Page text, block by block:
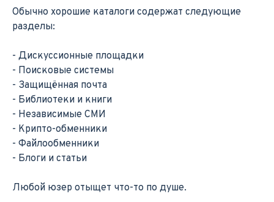
Обычно хорошие каталоги содержат следующие
разделы:
- Дискуссионные площадки
- Поисковые системы
- Защищённая почта
- Библиотеки и книги
- Независимые СМИ
- Крипто-обменники
- Файлообменники
- Блоги и статьи
Любой юзер отыщет что-то по душе.